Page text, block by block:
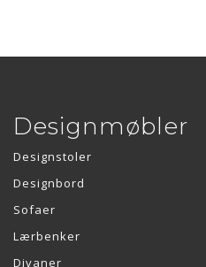
Designmøbler
Designstoler
Designbord
Sofaer
Lærbenker
Divaner